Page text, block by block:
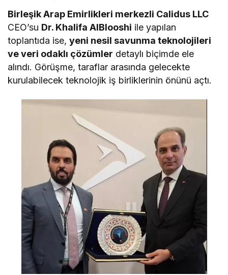
Birleşik Arap Emirlikleri merkezli Calidus LLC
CEO’su Dr. Khalifa AlBlooshi ile yapılan
toplantıda ise,yeni nesil savunma teknolojileri
ve veri odaklı çözümler detaylı biçimde ele
alındı. Görüşme, taraflar arasında gelecekte
kurulabilecek teknolojik iş birliklerinin önünü açtı.